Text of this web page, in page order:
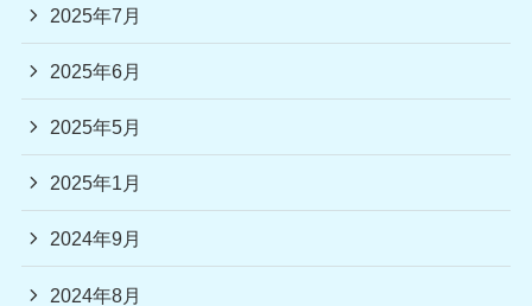
2025年7月
2025年6月
2025年5月
2025年1月
2024年9月
2024年8月